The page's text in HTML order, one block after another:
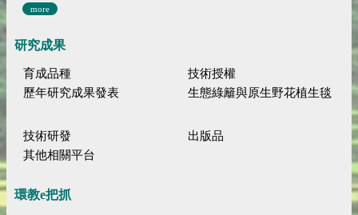
more
研究成果
育成品種
技術授權
歷年研究成果發表
生態綠籬與原生野花植生毯
技術研發
出版品
其他相關平台
環教e把抓